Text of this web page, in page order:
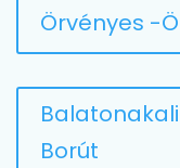
Örvényes -
Borút